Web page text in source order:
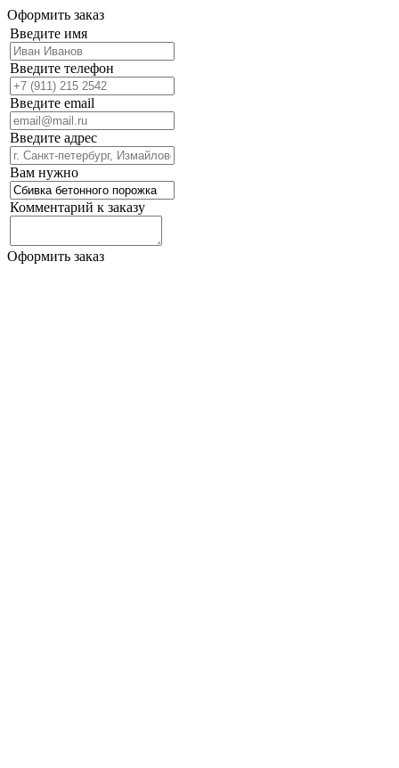
Оформить заказ
Введите имя
Введите телефон
Введите email
Введите адрес
Вам нужно
Комментарий к заказу
Оформить заказ